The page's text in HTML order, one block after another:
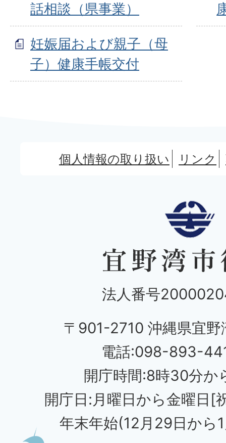
話相談（県事業）
妊娠届および親子（母
子）健康手帳交付
個人情報の取り扱い リンク
法人番号
〒901-2710 沖縄県宜野
電話:098-893-
開庁時間:8時30分か
開庁日:月曜日から金曜日[
年末年始(12月29日から